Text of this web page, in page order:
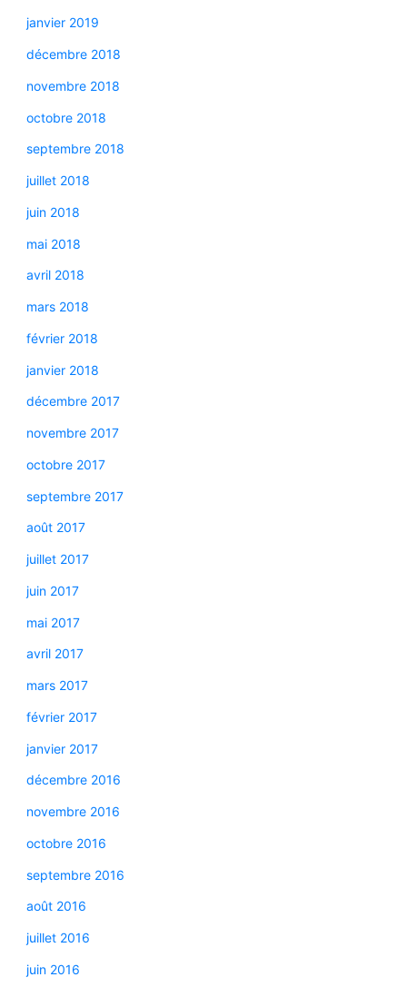
janvier 2019
décembre 2018
novembre 2018
octobre 2018
septembre 2018
juillet 2018
juin 2018
mai 2018
avril 2018
mars 2018
février 2018
janvier 2018
décembre 2017
novembre 2017
octobre 2017
septembre 2017
août 2017
juillet 2017
juin 2017
mai 2017
avril 2017
mars 2017
février 2017
janvier 2017
décembre 2016
novembre 2016
octobre 2016
septembre 2016
août 2016
juillet 2016
juin 2016